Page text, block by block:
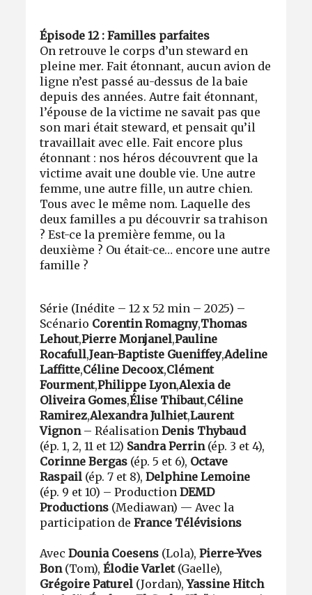
Épisode 12 : Familles parfaites
On retrouve le corps d’un steward en
pleine mer. Fait étonnant, aucun avion de
ligne n’est passé au-dessus de la baie
depuis des années. Autre fait étonnant,
l’épouse de la victime ne savait pas que
son mari était steward, et pensait qu’il
travaillait avec elle. Fait encore plus
étonnant : nos héros découvrent que la
victime avait une double vie. Une autre
femme, une autre fille, un autre chien.
Tous avec le même nom. Laquelle des
deux familles a pu découvrir sa trahison
? Est-ce la première femme, ou la
deuxième ? Ou était-ce… encore une autre
famille ?
Série (Inédite – 12 x 52 min – 2025) –
Scénario Corentin Romagny,Thomas
Lehout,Pierre Monjanel,Pauline
Rocafull,Jean-Baptiste Gueniffey,Adeline
Laffitte,Céline Decoox,Clément
Fourment,Philippe Lyon,Alexia de
Oliveira Gomes,Élise Thibaut,Céline
Ramirez,Alexandra Julhiet,Laurent
Vignon– RéalisationDenis Thybaud
(ép. 1, 2, 11 et 12) Sandra Perrin (ép. 3 et 4),
Corinne Bergas (ép. 5 et 6), Octave
Raspail (ép. 7 et 8),Delphine Lemoine
(ép. 9 et 10) – ProductionDEMD
Productions (Mediawan) — Avec la
participation deFrance Télévisions
AvecDounia Coesens (Lola),Pierre-Yves
Bon(Tom),Élodie Varlet (Gaelle),
Grégoire Paturel (Jordan),Yassine Hitch